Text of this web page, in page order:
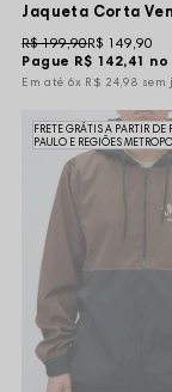
Pague R$ 142,41 no
R$ 199,90R$ 149,90
6x R$ 24,98 sem
FRETE GRÁTIS A PARTIR DE
PAULO E REGIÕES